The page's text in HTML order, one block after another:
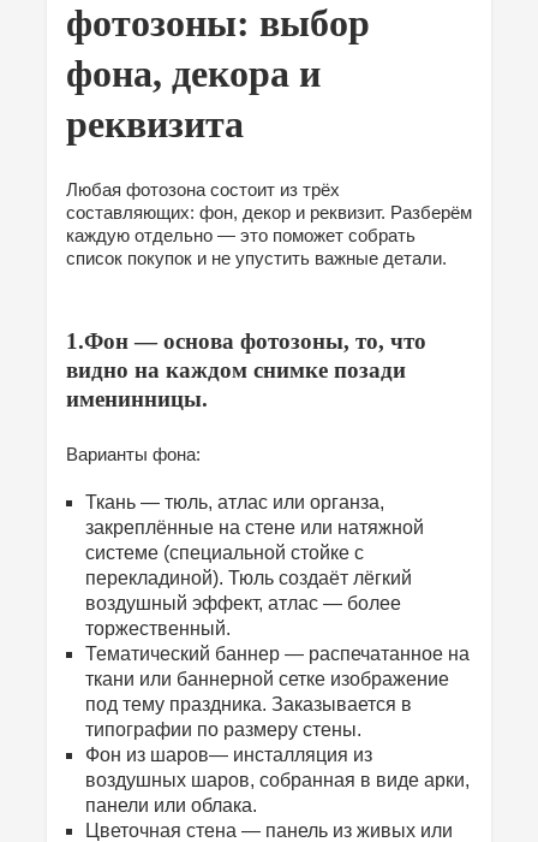
фотозоны: выбор
фона, декора и
реквизита
Любая фотозона состоит из трёх
составляющих: фон, декор и реквизит. Разберём
каждую отдельно — это поможет собрать
список покупок и не упустить важные детали.
1.Фон — основа фотозоны, то, что
видно на каждом снимке позади
именинницы.
Варианты фона:
Ткань — тюль, атлас или органза,
закреплённые на стене или натяжной
системе (специальной стойке с
перекладиной). Тюль создаёт лёгкий
воздушный эффект, атлас — более
торжественный.
Тематический баннер — распечатанное на
ткани или баннерной сетке изображение
под тему праздника. Заказывается в
типографии по размеру стены.
Фон из шаров— инсталляция из
воздушных шаров, собранная в виде арки,
панели или облака.
Цветочная стена — панель из живых или